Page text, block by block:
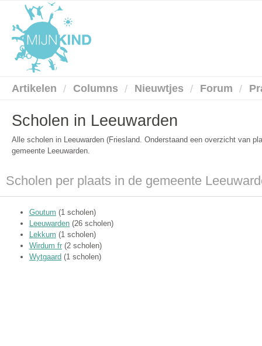
Artikelen Columns Nieuwtjes Forum
Scholen in Leeuwarden
Alle scholen in Leeuwarden (Friesland. Onderstaand een overzicht van
gemeente Leeuwarden.
Scholen per plaats in de gemeente
Goutum (1 scholen)
Leeuwarden (26 scholen)
Lekkum (1 scholen)
Wirdum fr (2 scholen)
Wytgaard (1 scholen)